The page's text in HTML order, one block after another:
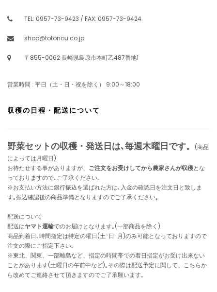
TEL: 0957-73-9423 / FAX: 0957-73-9424
shop@totonou.co.jp
〒855-0062 長崎県島原市本町乙487番地1
営業時間 : 平日（土・日・祝を除く） 9:00～18:00
収穫の日程・配送について
野菜セットの収穫・発送日は､毎週木曜日です。
(商品
によっては月曜日)
お待たせする事がありますが、 ご注文をお受けしてから農家さんが収穫とな
っておりますので､ご了承ください｡
※お支払い方法に銀行振込を選ばれた方は､入金の確認日を注文日と致しま
す｡振込確認後の商品準備となりますのでご了承ください｡
配送について
配送はヤマト運輸でのお届けとなります｡(一部商品を除く)
商品到着日､時間指定は特定の曜日(土･日･月)のみ可能となっておりますので
注文の際にご指定下さい｡
※東北、関東、一部離島など、指定の時間帯での着日指定がお受け出来ない
ことがあります(土曜日の午前中など)｡その際は配送予定に関して、こちらか
ら改めてご連絡させて頂きますのでご了承願います｡